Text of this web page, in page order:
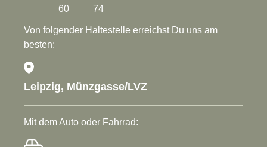
Von folgender Haltestelle erreichst Du uns am
besten:
Leipzig, Münzgasse/LVZ
Mit dem Auto oder Fahrrad: